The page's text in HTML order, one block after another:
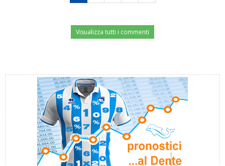
Visualizza tutti i commenti